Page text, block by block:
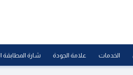
الخدمات علامة الجودة شارة المطابقة